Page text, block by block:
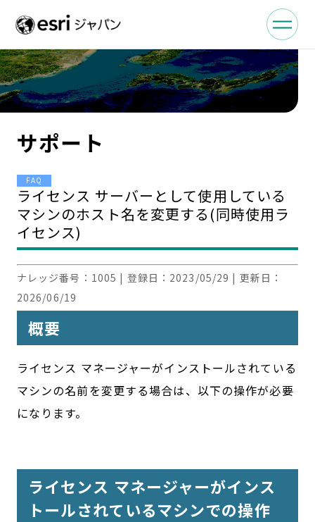
サポート
FAQ
ライセンス サーバーとして使用している
マシンのホスト名を変更する(同時使用ラ
イセンス)
ナレッジ番号： 1005 | 登録日： 2023/05/29 | 更新日：
2026/06/19
概要
ライセンス マネージャーがインストールされている
マシンの名前を変更する場合は、以下の操作が必要
になります。
ライセンス マネージャーがインス
トールされているマシンでの操作